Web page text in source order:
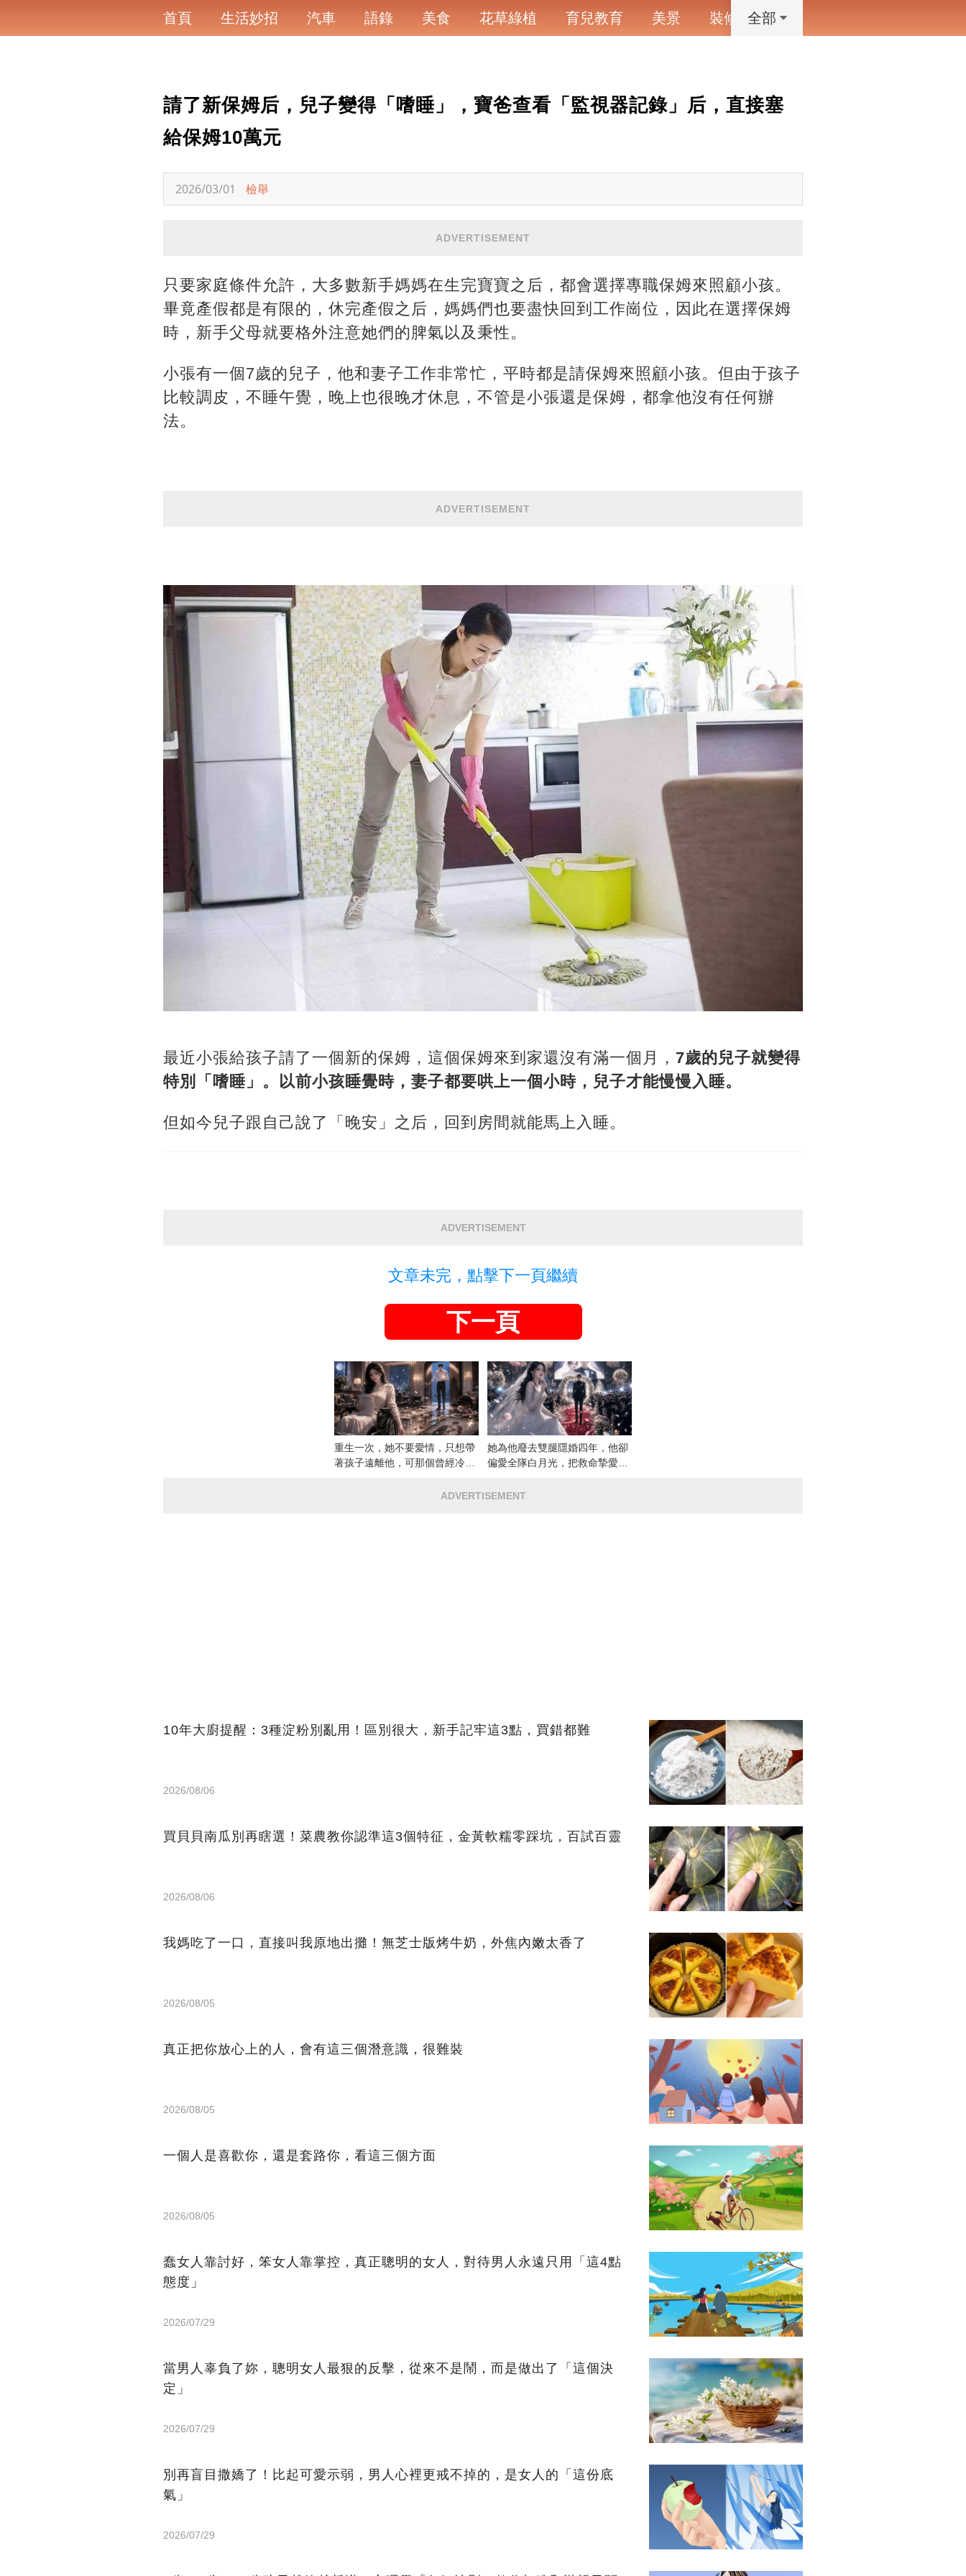
首頁 生活妙招 汽車 語錄 美食 花草綠植 育兒教育 美景 裝修 寵物
全部
請了新保姆后，兒子變得「嗜睡」，寶爸查看「監視器記錄」后，直接塞
給保姆10萬元
2026/03/01 檢舉
ADVERTISEMENT
只要家庭條件允許，大多數新手媽媽在生完寶寶之后，都會選擇專職保姆來照顧小孩。
畢竟產假都是有限的，休完產假之后，媽媽們也要盡快回到工作崗位，因此在選擇保姆
時，新手父母就要格外注意她們的脾氣以及秉性。
小張有一個7歲的兒子，他和妻子工作非常忙，平時都是請保姆來照顧小孩。但由于孩子
比較調皮，不睡午覺，晚上也很晚才休息，不管是小張還是保姆，都拿他沒有任何辦
法。
ADVERTISEMENT
最近小張給孩子請了一個新的保姆，這個保姆來到家還沒有滿一個月， 7歲的兒子就變得
特別「嗜睡」。以前小孩睡覺時，妻子都要哄上一個小時，兒子才能慢慢入睡。
但如今兒子跟自己說了「晚安」之后，回到房間就能馬上入睡。
ADVERTISEMENT
文章未完，點擊下一頁繼續
下一頁
重生一次，她不要愛情，只想帶
著孩子遠離他，可那個曾經冷漠
她為他廢去雙腿隱婚四年，他卻
偏愛全隊白月光，把救命摯愛當
ADVERTISEMENT
10年大廚提醒：3種淀粉別亂用！區別很大，新手記牢這3點，買錯都難
2026/08/06
買貝貝南瓜別再瞎選！菜農教你認準這3個特征，金黃軟糯零踩坑，百試百靈
2026/08/06
我媽吃了一口，直接叫我原地出攤！無芝士版烤牛奶，外焦內嫩太香了
2026/08/05
真正把你放心上的人，會有這三個潛意識，很難裝
2026/08/05
一個人是喜歡你，還是套路你，看這三個方面
2026/08/05
蠢女人靠討好，笨女人靠掌控，真正聰明的女人，對待男人永遠只用「這4點
態度」
2026/07/29
當男人辜負了妳，聰明女人最狠的反擊，從來不是鬧，而是做出了「這個決
定」
2026/07/29
別再盲目撒嬌了！比起可愛示弱，男人心裡更戒不掉的，是女人的「這份底
氣」
2026/07/29